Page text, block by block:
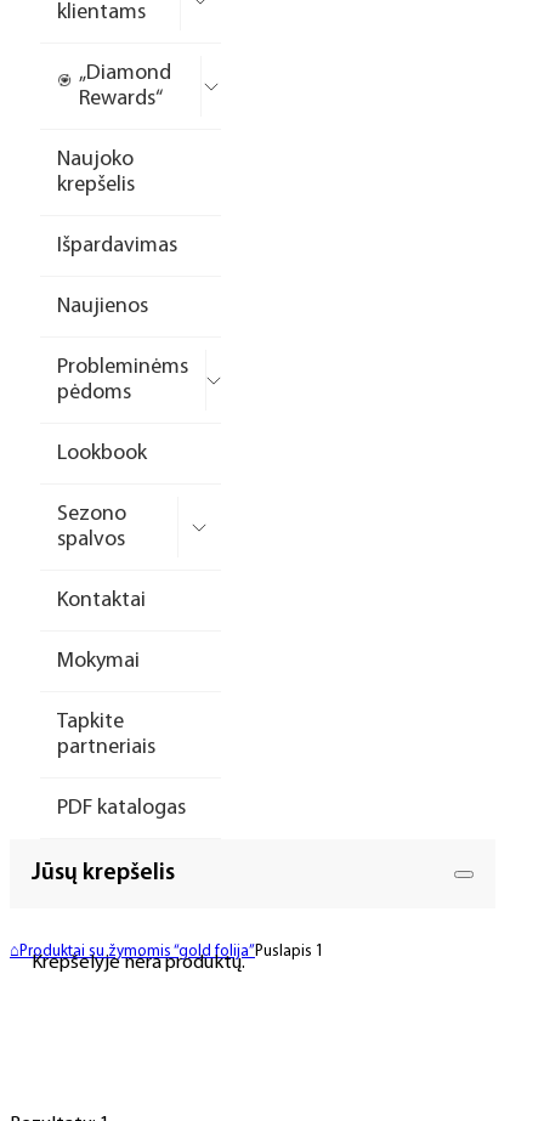
klientams
„Diamond
Rewards“
Naujoko
krepšelis
Išpardavimas
Naujienos
Probleminėms
pėdoms
Lookbook
Sezono
spalvos
Kontaktai
Mokymai
Tapkite
partneriais
PDF katalogas
Jūsų krepšelis
Krepšelyje nėra produktų.
⌂ Produktai su žymomis “gold folija” Puslapis 1